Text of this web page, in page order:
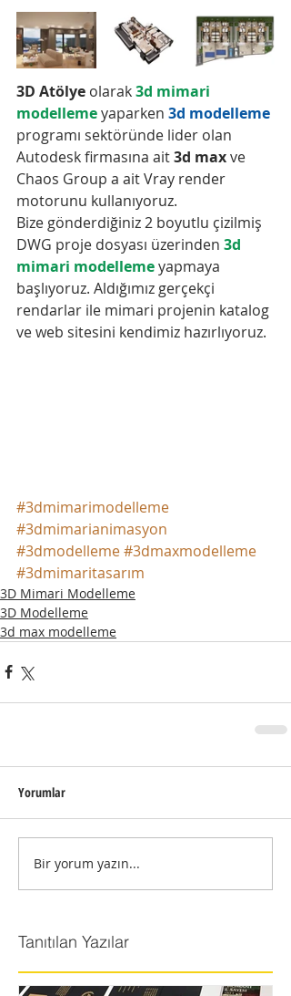
3D Atölye olarak 3d mimari
modelleme yaparken 3d modelleme
programı sektöründe lider olan
Autodesk firmasına ait 3d max ve
Chaos Group a ait Vray render
motorunu kullanıyoruz.
Bize gönderdiğiniz 2 boyutlu çizilmiş
DWG proje dosyası üzerinden 3d
mimari modelleme yapmaya
başlıyoruz. Aldığımız gerçekçi
rendarlar ile mimari projenin katalog
ve web sitesini kendimiz hazırlıyoruz.
#3dmimarimodelleme
#3dmimarianimasyon
#3dmodelleme#3dmaxmodelleme
#3dmimaritasarım
3D Mimari Modelleme
3D Modelleme
3d max modelleme
Yorumlar
Bir yorum yazın...
Tanıtılan Yazılar